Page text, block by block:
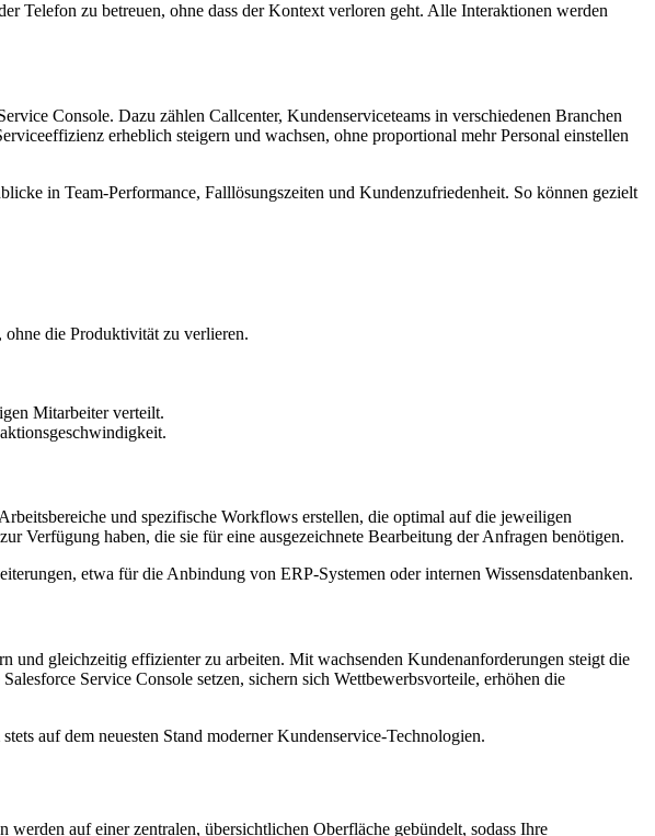
Telefon zu betreuen, ohne dass der Kontext verloren geht. Alle Interaktionen werden
Console. Dazu zählen Callcenter, Kundenserviceteams in verschiedenen Branchen
erheblich steigern und wachsen, ohne proportional mehr Personal einstellen
in Team-Performance, Falllösungszeiten und Kundenzufriedenheit. So können gezielt
die Produktivität zu verlieren.
Mitarbeiter verteilt.
und spezifische Workflows erstellen, die optimal auf die jeweiligen
Verfügung haben, die sie für eine ausgezeichnete Bearbeitung der Anfragen benötigen.
etwa für die Anbindung von ERP-Systemen oder internen Wissensdatenbanken.
und gleichzeitig effizienter zu arbeiten. Mit wachsenden Kundenanforderungen steigt die
Service Console setzen, sichern sich Wettbewerbsvorteile, erhöhen die
auf dem neuesten Stand moderner Kundenservice-Technologien.
auf einer zentralen, übersichtlichen Oberfläche gebündelt, sodass Ihre